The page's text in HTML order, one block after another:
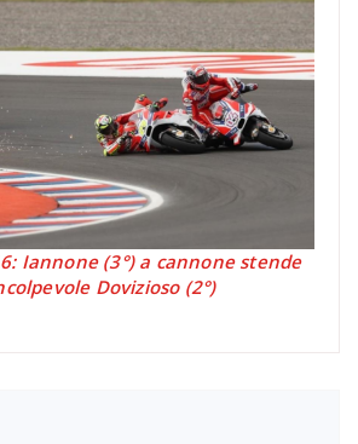
Iannone (3°) a cannone stende
Dovizioso (2°)